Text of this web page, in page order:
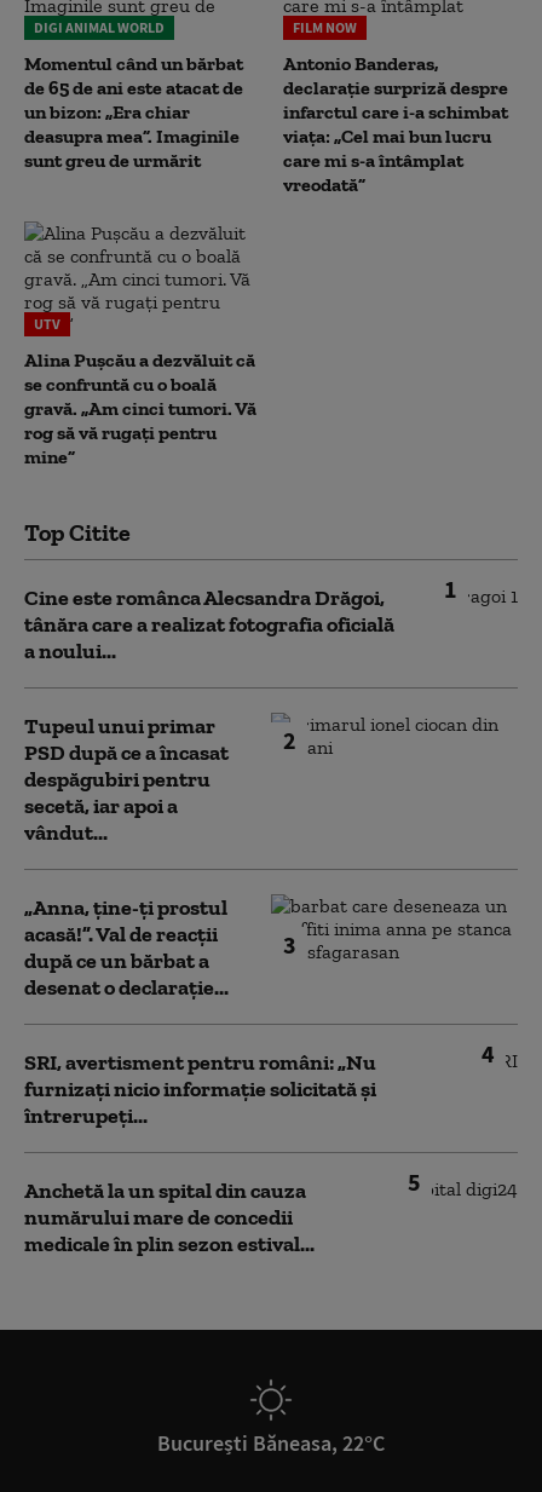
DIGI ANIMAL WORLD
Momentul când un bărbat
de 65 de ani este atacat de
un bizon: „Era chiar
deasupra mea”. Imaginile
sunt greu de urmărit
FILM NOW
Antonio Banderas,
declarație surpriză despre
infarctul care i-a schimbat
viața: „Cel mai bun lucru
care mi s-a întâmplat
vreodată”
UTV
Alina Pușcău a dezvăluit că
se confruntă cu o boală
gravă. „Am cinci tumori. Vă
rog să vă rugați pentru
mine”
Top Citite
1
Cine este românca Alecsandra Drăgoi,
tânăra care a realizat fotografia oficială
a noului...
2
Tupeul unui primar
PSD după ce a încasat
despăgubiri pentru
secetă, iar apoi a
vândut...
3
„Anna, ţine-ţi prostul
acasă!”. Val de reacții
după ce un bărbat a
desenat o declarație...
4
SRI, avertisment pentru români: „Nu
furnizați nicio informație solicitată și
întrerupeți...
5
Anchetă la un spital din cauza
numărului mare de concedii
medicale în plin sezon estival...
București Băneasa, 22°C